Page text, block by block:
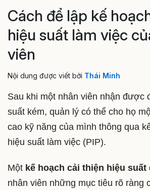
Cách để lập kế
hiệu suất làm việc
viên
Nội dung được viết bởi Thái Minh
Sau khi một nhân viên nhận được
suất kém, quản lý có thể cho họ
cao kỹ năng của mình thông qua
hiệu suất làm việc (PIP).
Một kế hoạch cải thiện hiệu suất
nhân viên những mục tiêu rõ ràng